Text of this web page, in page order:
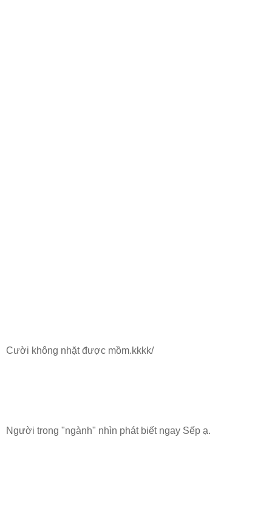
Cười không nhặt được mồm.kkkk/
Người trong "ngành" nhìn phát biết ngay Sếp ạ.